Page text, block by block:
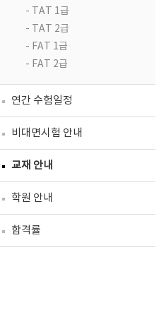
- TAT 1급
- TAT 2급
- FAT 1급
- FAT 2급
연간 수험일정
비대면시험 안내
교재 안내
학원 안내
합격률